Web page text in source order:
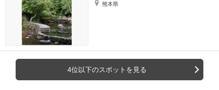
熊本県
4位以下のスポットを見る